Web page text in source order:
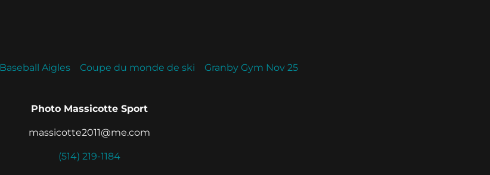
Baseball Aigles Coupe du monde de ski Granby Gym Nov 25
Photo Massicotte Sport
massicotte2011@me.com
(514) 219-1184